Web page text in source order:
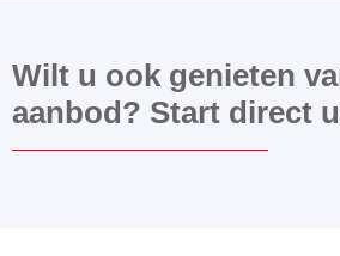
Wilt u ook genieten
aanbod? Start direct